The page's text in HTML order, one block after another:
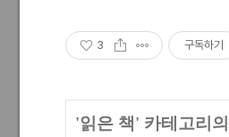
3 구독하기
'읽은 책 ' 카테고리